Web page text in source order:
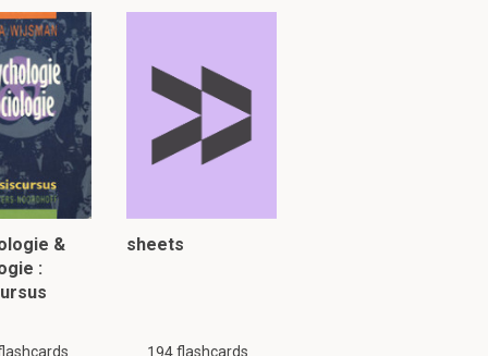
kan
&
:
sheets
194flashcards